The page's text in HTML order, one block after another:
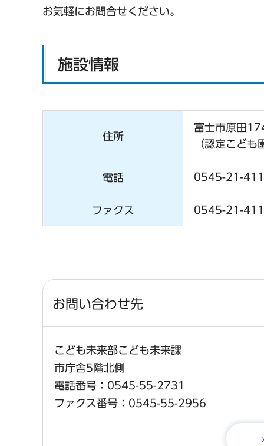
お気軽にお問合せください。
施設情報
住所
富士市原田
（認定こども
電話 0545-21-
ファクス 0545-21-
お問い合わせ先
こども未来部こども未来課
市庁舎5階北側
電話番号：0545-55-2731
ファクス番号：0545-55-2956